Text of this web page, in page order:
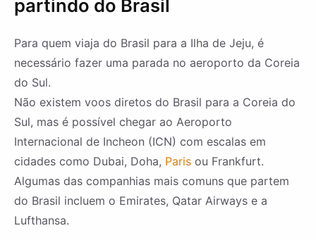
partindo do Brasil
Para quem viaja do Brasil para a Ilha de Jeju, é
necessário fazer uma parada no aeroporto da Coreia
do Sul.
Não existem voos diretos do Brasil para a Coreia do
Sul, mas é possível chegar ao Aeroporto
Internacional de Incheon (ICN) com escalas em
cidades como Dubai, Doha, Paris ou Frankfurt.
Algumas das companhias mais comuns que partem
do Brasil incluem o Emirates, Qatar Airways e a
Lufthansa.